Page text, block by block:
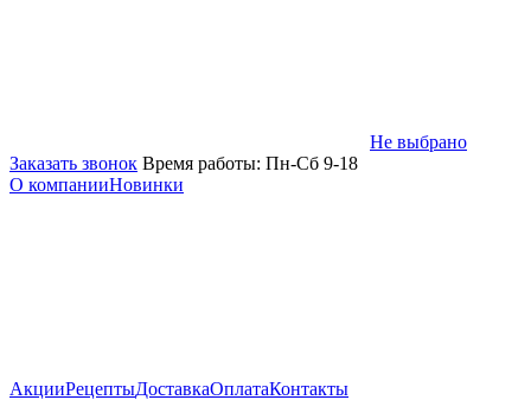
Не выбрано
Заказать звонок Время работы: Пн-Сб 9-18
О компанииНовинки
АкцииРецептыДоставкаОплатаКонтакты